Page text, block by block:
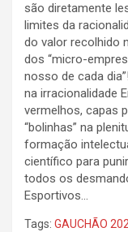
são diretamente
limites da
do valor recolhido
dos “micro-
nosso de cada
na irracionalidade
vermelhos, capas
“bolinhas” na
formação
científico para
todos os
Esportivos…
Tags: GAUCHÃO